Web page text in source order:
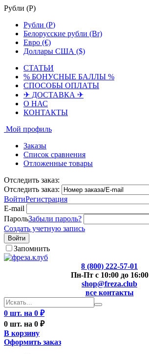
Рубли (Р)
Рубли (Р)
Белорусские рубли (Br)
Евро (€)
Доллары США ($)
СТАТЬИ
% БОНУСНЫЕ БАЛЛЫ %
СПОСОБЫ ОПЛАТЫ
✈ ДОСТАВКА ✈
О НАС
КОНТАКТЫ
Мой профиль
Заказы
Список сравнения
Отложенные товары
Отследить заказ:
Отследить заказ:
ВойтиРегистрация
E-mail
ПарольЗабыли пароль?
Создать учетную запись
Войти
Запомнить
8 (800) 222-57-01
Пн-Пт с 10:00 до 16:00
shop@freza.club
все контакты
0 шт. на 0 ₽
0 шт. на 0 ₽
В корзину
Оформить заказ